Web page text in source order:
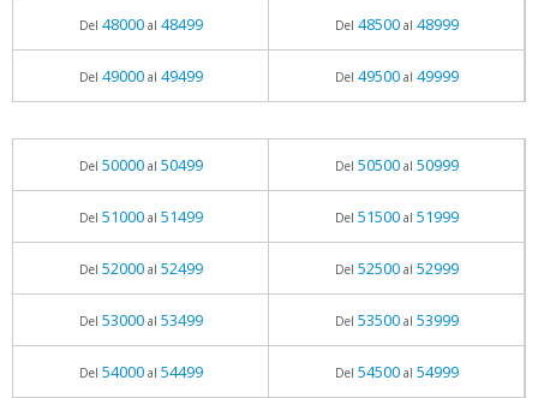
Del 48000al 48499 Del 48500al 48999
Del 49000al 49499 Del 49500al 49999
Del 50000al 50499 Del 50500al 50999
Del 51000al 51499 Del 51500al 51999
Del 52000al 52499 Del 52500al 52999
Del 53000al 53499 Del 53500al 53999
Del 54000al 54499 Del 54500al 54999